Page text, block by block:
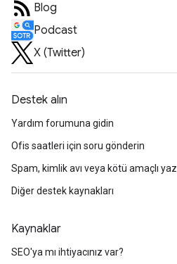
Blog
Podcast
X (Twitter)
Destek alın
Yardım forumuna gidin
Ofis saatleri için soru gönderin
Spam, kimlik avı veya kötü amaçlı
Diğer destek kaynakları
Kaynaklar
SEO'ya mı ihtiyacınız var?